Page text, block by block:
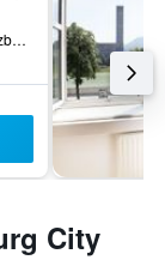
Elisabethstrasse 25, Salzburg, Salzburg, Austria
City